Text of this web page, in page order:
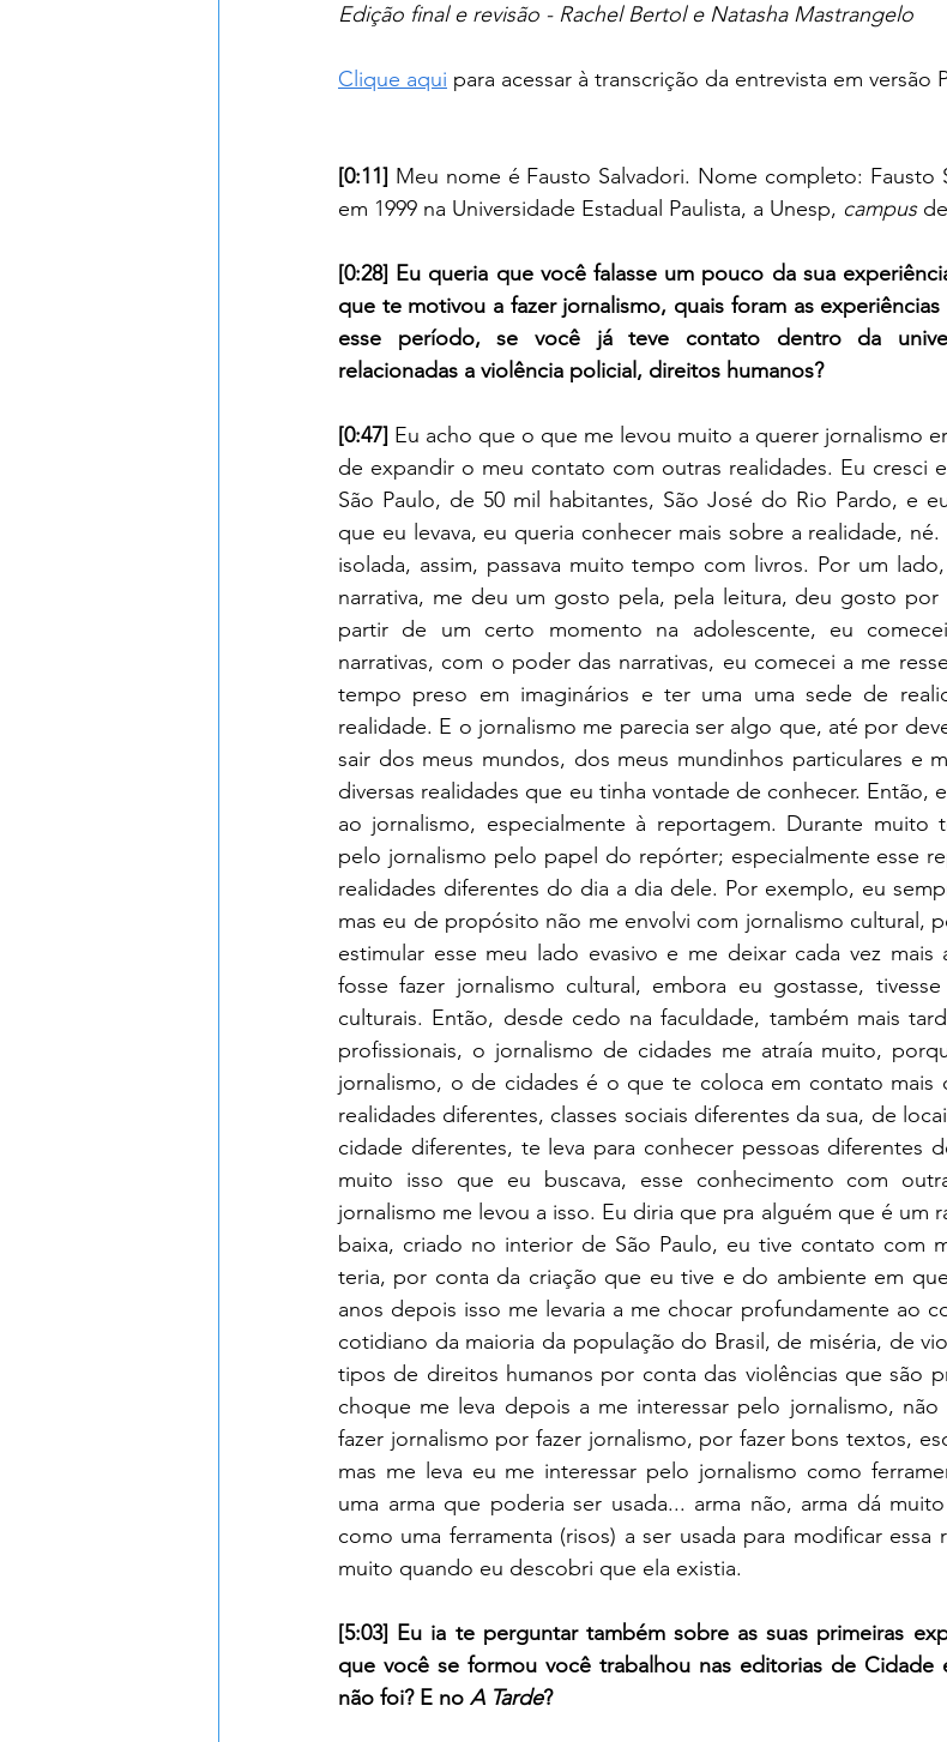
Edição final e revisão - Rachel Bertol e Natasha Mastrangelo
Clique aqui para acessar à transcrição da entrevista em versão
[0:11] Meu nome é Fausto Salvadori. Nome completo: Fausto
em 1999 na Universidade Estadual Paulista, a Unesp, campus de
[0:28] Eu queria que você falasse um pouco da sua
que te motivou a fazer jornalismo, quais foram as
esse período, se você já teve contato dentro da
relacionadas a violência policial, direitos humanos?
[0:47] Eu acho que o que me levou muito a querer jornalismo
de expandir o meu contato com outras realidades. Eu cresci
São Paulo, de 50 mil habitantes, São José do Rio Pardo, e
que eu levava, eu queria conhecer mais sobre a realidade,
isolada, assim, passava muito tempo com livros. Por um
narrativa, me deu um gosto pela, pela leitura, deu gosto por
partir de um certo momento na adolescente, eu
narrativas, com o poder das narrativas, eu comecei a me
tempo preso em imaginários e ter uma uma sede de
realidade. E o jornalismo me parecia ser algo que, até por
sair dos meus mundos, dos meus mundinhos particulares e
diversas realidades que eu tinha vontade de conhecer. Então,
ao jornalismo, especialmente à reportagem. Durante muito
pelo jornalismo pelo papel do repórter; especialmente esse
realidades diferentes do dia a dia dele. Por exemplo, eu
mas eu de propósito não me envolvi com jornalismo cultural,
estimular esse meu lado evasivo e me deixar cada vez
fosse fazer jornalismo cultural, embora eu gostasse,
culturais. Então, desde cedo na faculdade, também mais
profissionais, o jornalismo de cidades me atraía muito,
jornalismo, o de cidades é o que te coloca em contato mais
realidades diferentes, classes sociais diferentes da sua, de
cidade diferentes, te leva para conhecer pessoas diferentes
muito isso que eu buscava, esse conhecimento com
jornalismo me levou a isso. Eu diria que pra alguém que é um
baixa, criado no interior de São Paulo, eu tive contato com
teria, por conta da criação que eu tive e do ambiente em
anos depois isso me levaria a me chocar profundamente ao
cotidiano da maioria da população do Brasil, de miséria, de
tipos de direitos humanos por conta das violências que são
choque me leva depois a me interessar pelo jornalismo,
fazer jornalismo por fazer jornalismo, por fazer bons textos,
mas me leva eu me interessar pelo jornalismo como
uma arma que poderia ser usada... arma não, arma dá
como uma ferramenta (risos) a ser usada para modificar
muito quando eu descobri que ela existia.
[5:03] Eu ia te perguntar também sobre as suas primeiras
que você se formou você trabalhou nas editorias de Cidade
não foi? E no A Tarde?